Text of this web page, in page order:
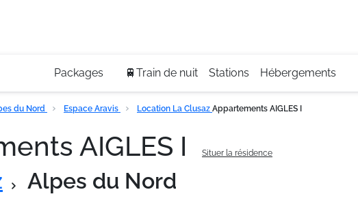
Packages 🚆Train de nuit Stations Hébergements
du Nord Espace Aravis Location La Clusaz Appartements AIGLES I
AIGLES I Situer la résidence
Alpes du Nord